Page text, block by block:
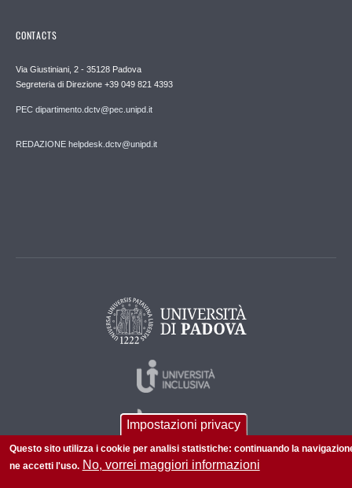
CONTACTS
Via Giustiniani, 2 - 35128 Padova
Segreteria di Direzione +39 049 821 4393
PEC dipartimento.dctv@pec.unipd.it
REDAZIONE helpdesk.dctv@unipd.it
Impostazioni privacy
Questo sito utilizza i cookie per analisi statistiche: continuando la
ne accetti l'uso. No, vorrei maggiori informazioni